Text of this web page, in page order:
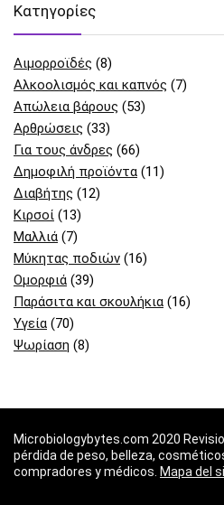
Kατηγορίες
Αιμορροϊδές (8)
Αλκοολισμός και καπνός (7)
Απώλεια βάρους (53)
Αρθρώσεις (33)
Για τους άνδρες (66)
Δημοφιλή προϊόντα (11)
Διαβήτης (12)
Κιρσοί (13)
Μαλλιά (7)
Μύκητας ποδιών (16)
Ομορφιά (39)
Παράσιτα και σκουλήκια (16)
Υγεία (70)
Ψωρίαση (8)
Microbiologybytes.com 2020
pérdida de peso, belleza,
compradores y médicos. Mapa del